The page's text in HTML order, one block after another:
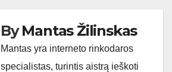
ByMantas Žilinskas
Mantas yra interneto rinkodaros
specialistas, turintis aistrą ieškoti